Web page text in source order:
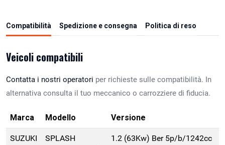
Compatibilità Spedizione e consegna Politica di reso
Veicoli compatibili
Contatta i nostri operatori per richieste sulle compatibilità. In
alternativa consulta il tuo meccanico o carrozziere di fiducia.
Marca Modello Versione
SUZUKI
SPLASH
1.2 (63Kw) Ber 5p/b/1242cc